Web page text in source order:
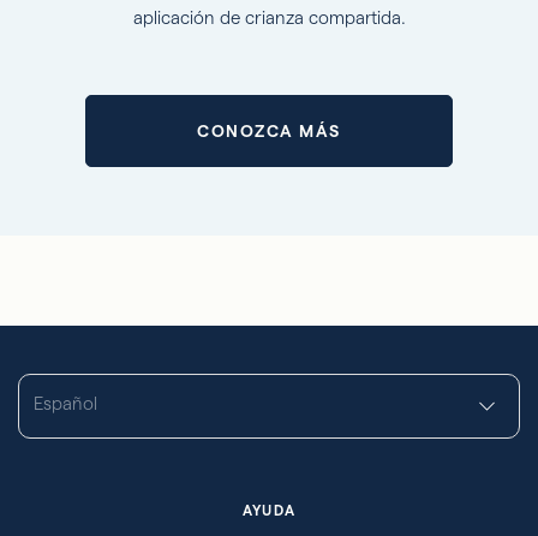
aplicación de crianza compartida.
CONOZCA MÁS
Español
AYUDA